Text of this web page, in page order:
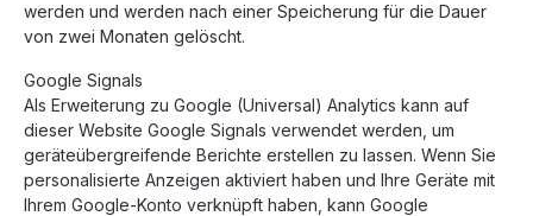
werden und werden nach einer Speicherung für die Dauer
von zwei Monaten gelöscht.
Google Signals
Als Erweiterung zu Google (Universal) Analytics kann auf
dieser Website Google Signals verwendet werden, um
geräteübergreifende Berichte erstellen zu lassen. Wenn Sie
personalisierte Anzeigen aktiviert haben und Ihre Geräte mit
Ihrem Google-Konto verknüpft haben, kann Google